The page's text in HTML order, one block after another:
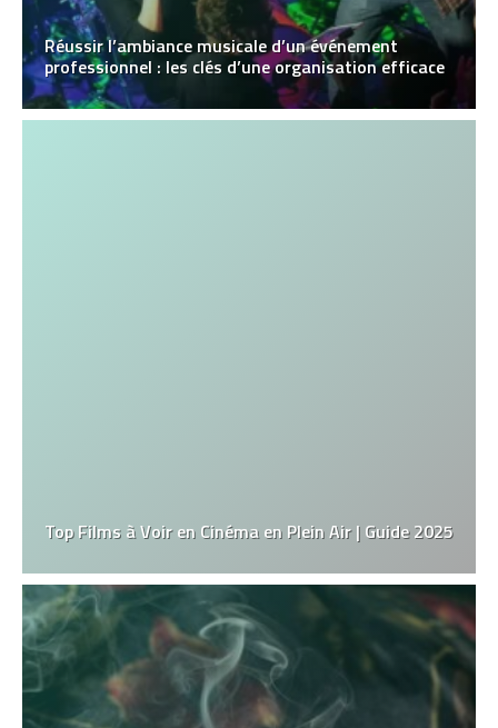
Réussir l’ambiance musicale d’un événement
professionnel : les clés d’une organisation efficace
Top Films à Voir en Cinéma en Plein Air | Guide 2025